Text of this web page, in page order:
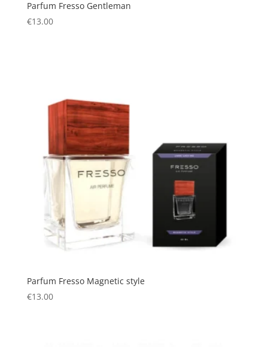
Parfum Fresso Gentleman
€13.00
Parfum Fresso Magnetic style
€13.00